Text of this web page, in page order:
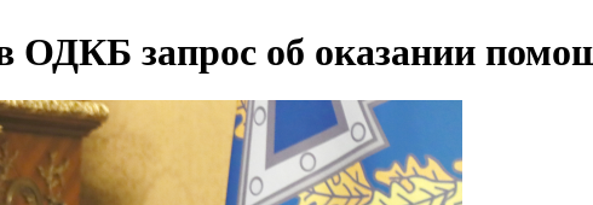
ОДКБ запрос об оказании